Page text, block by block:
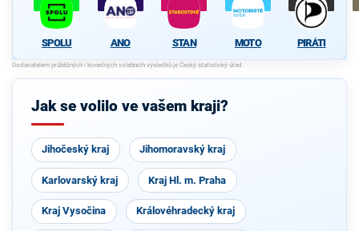
SPOLU ANO STAN MOTO PIRÁTI
Jak se volilo ve vašem kraji?
Jihočeský kraj Jihomoravský kraj
Karlovarský kraj Kraj Hl. m. Praha
Kraj Vysočina Královéhradecký kraj